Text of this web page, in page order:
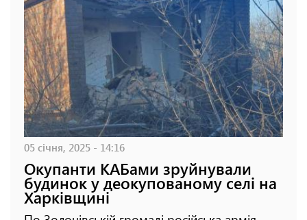
05 січня, 2025 - 14:16
Окупанти КАБами зруйнували
будинок у деокупованому селі на
Харківщині